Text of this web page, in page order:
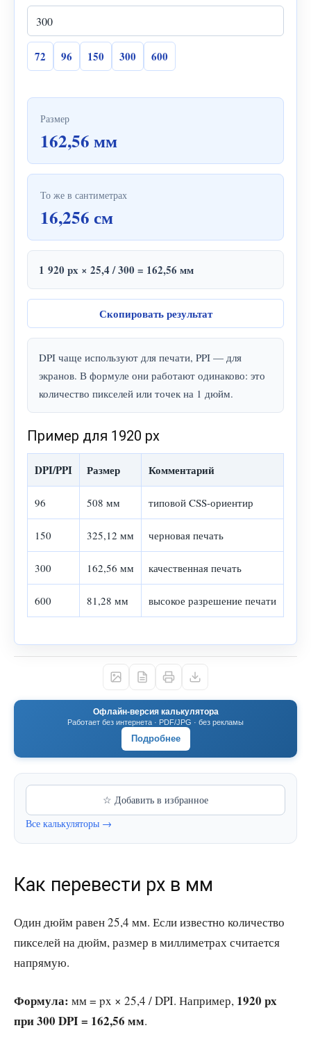
72 96 150 300 600
Размер
162,56 мм
То же в сантиметрах
16,256 см
1 920 px × 25,4 / 300 = 162,56 мм
Скопировать результат
DPI чаще используют для печати, PPI — для
экранов. В формуле они работают одинаково: это
количество пикселей или точек на 1 дюйм.
Пример для 1920 px
DPI/PPI Размер Комментарий
96 508 мм типовой CSS-ориентир
150 325,12 мм черновая печать
300 162,56 мм качественная печать
600 81,28 мм высокое разрешение печати
Офлайн-версия калькулятора
Работает без интернета · PDF/JPG · без рекламы
Подробнее
☆ Добавить в избранное
Все калькуляторы →
Как перевести px в мм
Один дюйм равен 25,4 мм. Если известно количество
пикселей на дюйм, размер в миллиметрах считается
напрямую.
Формула: мм = px × 25,4 / DPI. Например, 1920 px
при 300 DPI = 162,56 мм.